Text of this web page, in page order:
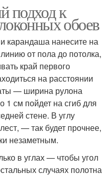
подход к
обоев
карандаша нанесите на
от пола до потолка,
край первого
на расстоянии
— ширина рулона
1 см пойдет на сгиб для
стене. В углу
— так будет прочнее,
незаметным.
в углах — чтобы угол
случаях полотна